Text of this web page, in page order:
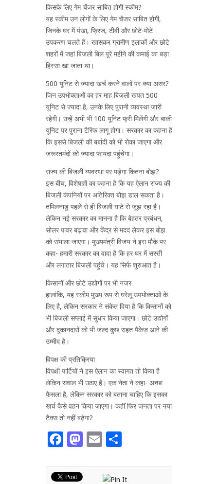
किसके लिए गेम चेंजर साबित होगी स्कीम?
यह स्कीम उन लोगों के लिए गेम चेंजर साबित होगी,
जिनके घर में पंखा, फ्रिज, टीवी और छोटे-मोटे
उपकरण चलते हैं। खासकर ग्रामीण इलाकों और छोटे
शहरों में जहां बिजली बिल पूरे महीने की कमाई का बड़ा
हिस्सा खा जाता था।
500 यूनिट से ज्यादा खर्च करने वालों पर क्या असर?
जिन उपभोक्ताओं का हर माह बिजली खपत 500
यूनिट से ज्यादा है, उनके लिए पुरानी व्यवस्था जारी
रहेगी। उन्हें अभी भी 100 यूनिट फ्री मिलेंगी और बाकी
यूनिट पर पुराना टैरिफ लागू होगा। सरकार का कहना है
कि इससे बिजली की बर्बादी को भी रोका जाएगा और
जरूरतमंदों को ज्यादा फायदा पहुंचेगा।
राज्य की बिजली व्यवस्था पर पड़ेगा कितना बोझ?
इस बीच, विशेषज्ञों का कहना है कि यह ऐलान राज्य की
बिजली कंपनियों पर अतिरिक्त बोझ डाल सकता है।
तमिलनाडु पहले से ही बिजली घाटे से जूझ रहा है।
लेकिन नई सरकार का मानना है कि बेहतर प्रबंधन,
सोलर पावर बढ़ावा और केंद्र से मदद लेकर इस बोझ
को संभाला जाएगा। मुख्यमंत्री विजय ने इस मौके पर
कहा- हमारी सरकार का वादा है कि हर घर में सस्ती
और लगातार बिजली पहुंचे। यह सिर्फ शुरुआत है।
किसानों और छोटे उद्योगों पर भी नजर
हालांकि, यह स्कीम मुख्य रूप से घरेलू उपभोक्ताओं के
लिए है, लेकिन सरकार ने संकेत दिया है कि किसानों को
भी बिजली सप्लाई में सुधार किया जाएगा। छोटे उद्योगों
और दुकानदारों को भी जल्द कुछ राहत पैकेज आने की
उम्मीद है।
विपक्ष की प्रतिक्रिया
विपक्षी पार्टियों ने इस ऐलान का स्वागत तो किया है
लेकिन सवाल भी उठाए हैं। एक नेता ने कहा- अच्छा
फैसला है, लेकिन सरकार को बताना चाहिए कि इसका
खर्च कैसे वहन किया जाएगा। कहीं फिर जनता पर नया
टैक्स तो नहीं बढ़ेगा?
Facebook
Mastodon
Email